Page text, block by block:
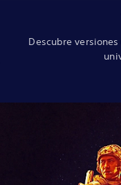
Descubre